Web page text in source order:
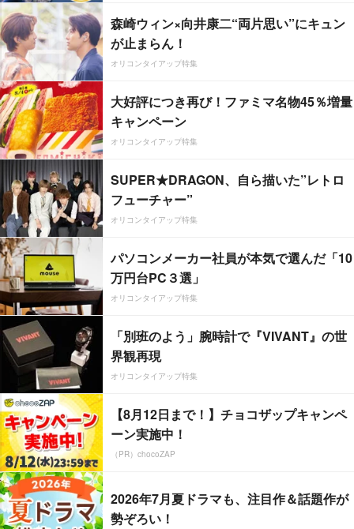
森崎ウィン×向井康二“両片思い”にキュン
が止まらん！
オリコンタイアップ特集
大好評につき再び！ファミマ名物45％増量
キャンペーン
オリコンタイアップ特集
SUPER★DRAGON、自ら描いた”レトロ
フューチャー”
オリコンタイアップ特集
パソコンメーカー社員が本気で選んだ「10
万円台PC３選」
オリコンタイアップ特集
「別班のよう」腕時計で『VIVANT』の世
界観再現
オリコンタイアップ特集
【8月12日まで！】チョコザップキャンペ
ーン実施中！
（PR）chocoZAP
2026年7月夏ドラマも、注目作＆話題作が
勢ぞろい！